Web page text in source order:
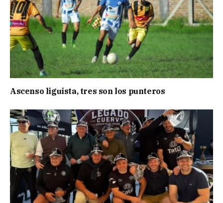
Ascenso liguista, tres son los punteros